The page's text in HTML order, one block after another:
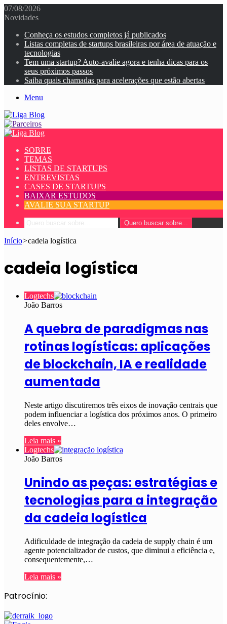
07/08/2026
Novidades
Conheça os estudos completos já publicados
Listas completas de startups brasileiras por área de atuação e
tecnologias
Tem uma startup? Auto-avalie agora e tenha dicas para os
seus próximos passos
Saiba quais chamadas para acelerações que estão abertas
Menu
SOBRE
TEMAS
LISTAS DE STARTUPS
ENTREVISTAS
CASES DE STARTUPS
BAIXAR ESTUDOS
AVALIE SUA STARTUP
Quero buscar sobre...
Início>cadeia logística
cadeia logística
Logtechs
João Barros
A quebra de paradigmas nas
rotinas logísticas: aplicações
de blockchain, IA e realidade
aumentada
Neste artigo discutiremos três eixos de inovação centrais que
podem influenciar a logística dos próximos anos. O primeiro
deles envolve…
Leia mais »
Logtechs
João Barros
Unindo as peças: estratégias e
tecnologias para a integração
da cadeia logística
Adificuldade de integração da cadeia de supply chain é um
agente potencializador de custos, que diminui a eficiência e,
consequentemente,…
Leia mais »
Patrocínio: